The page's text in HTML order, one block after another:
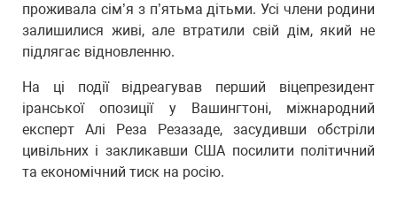
проживала сім’я з п’ятьма дітьми. Усі члени родини
залишилися живі, але втратили свій дім, який не
підлягає відновленню.
На ці події відреагував перший віцепрезидент
іранської опозиції у Вашингтоні, міжнародний
експерт Алі Реза Резазаде, засудивши обстріли
цивільних і закликавши США посилити політичний
та економічний тиск на росію.